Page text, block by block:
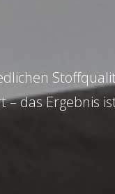
– das Ergebnis